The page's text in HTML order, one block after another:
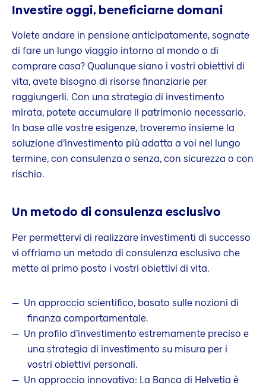
Investire oggi, beneficiarne domani
Volete andare in pensione anticipatamente, sognate
di fare un lungo viaggio intorno al mondo o di
comprare casa? Qualunque siano i vostri obiettivi di
vita, avete bisogno di risorse finanziarie per
raggiungerli. Con una strategia di investimento
mirata, potete accumulare il patrimonio necessario.
In base alle vostre esigenze, troveremo insieme la
soluzione d’investimento più adatta a voi nel lungo
termine, con consulenza o senza, con sicurezza o con
rischio.
Un metodo di consulenza esclusivo
Per permettervi di realizzare investimenti di successo
vi offriamo un metodo di consulenza esclusivo che
mette al primo posto i vostri obiettivi di vita.
Un approccio scientifico, basato sulle nozioni di
finanza comportamentale.
Un profilo d’investimento estremamente preciso e
una strategia di investimento su misura per i
vostri obiettivi personali.
Un approccio innovativo: La Banca di Helvetia è